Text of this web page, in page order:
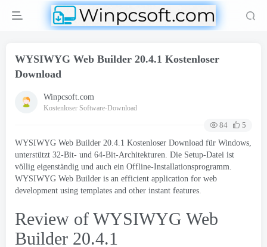
WYSIWYG Web Builder 20.4.1 Kostenloser
Download
Winpcsoft.com
Kostenloser Software-Download
84
5
WYSIWYG Web Builder 20.4.1 Kostenloser Download für Windows,
unterstützt 32-Bit- und 64-Bit-Architekturen. Die Setup-Datei ist
völlig eigenständig und auch ein Offline-Installationsprogramm.
WYSIWYG Web Builder is an efficient application for web
development using templates and other instant features.
Review of WYSIWYG Web
Builder 20.4.1